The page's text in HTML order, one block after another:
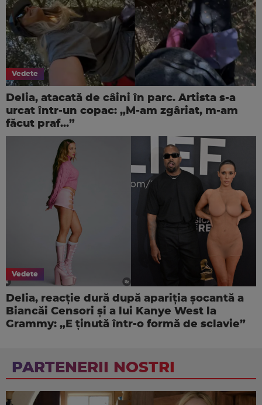
Vedete
Delia, atacată de câini în parc. Artista s-a
urcat într-un copac: „M-am zgâriat, m-am
făcut praf...”
Vedete
Delia, reacție dură după apariția șocantă a
Biancăi Censori și a lui Kanye West la
Grammy: „E ținută într-o formă de sclavie”
PARTENERII NOSTRI